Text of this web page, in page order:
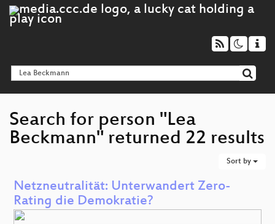
Search for person "Lea
Beckmann" returned 22 results
Sort by
Netzneutralität: Unterwandert Zero-
Rating die Demokratie?